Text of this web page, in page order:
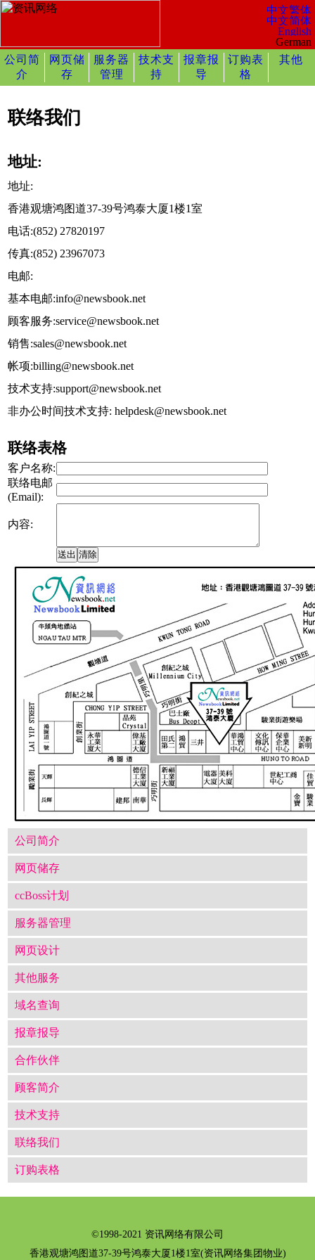
公司简
介
网页储
存
服务器
管理
技术支
持
报章报
导
订购表
格
其他
联络我们
地址:
地址:
香港观塘鸿图道37-39号鸿泰大厦1楼1室
电话:(852) 27820197
传真:(852) 23967073
电邮:
基本电邮:info@newsbook.net
顾客服务:service@newsbook.net
销售:sales@newsbook.net
帐项:billing@newsbook.net
技术支持:support@newsbook.net
非办公时间技术支持: helpdesk@newsbook.net
联络表格
客户名称:
联络电邮
(Email):
内容:
公司简介
网页储存
ccBoss计划
服务器管理
网页设计
其他服务
域名查询
报章报导
合作伙伴
顾客简介
技术支持
联络我们
订购表格
©1998-2021 资讯网络有限公司
香港观塘鸿图道37-39号鸿泰大厦1楼1室(资讯网络集团物业)